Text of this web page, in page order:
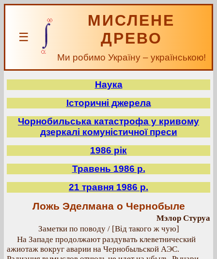
☰
МИСЛЕНЕ
ДРЕВО
Ми робимо Україну – українською!
Наука
Історичні джерела
Чорнобильська катастрофа у кривому
дзеркалі комуністичної преси
1986 рік
Травень 1986 р.
21 травня 1986 р.
Ложь Эделмана о Чернобыле
Мэлор Стуруа
Заметки по поводу / [Від такого ж чую]
На Западе продолжают раздувать клеветнический
ажиотаж вокруг аварии на Чернобыльской АЭС.